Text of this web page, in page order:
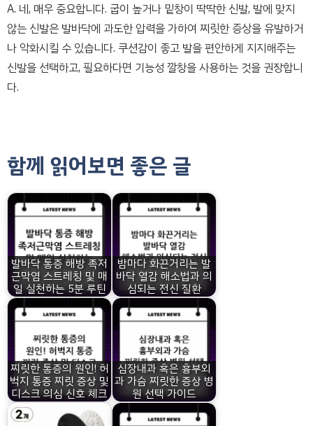
A. 네, 매우 중요합니다. 굽이 높거나 밑창이 딱딱한 신발, 발에 맞지
않는 신발은 발바닥에 과도한 압력을 가하여 찌릿한 증상을 유발하거
나 악화시킬 수 있습니다. 쿠션감이 좋고 발을 편안하게 지지해주는
신발을 선택하고, 필요하다면 기능성 깔창을 사용하는 것을 권장합니
다.
함께 읽어보면 좋은 글
발바닥 통증 해방 족저
근막염 스트레칭 및 매
일 실천하는 5분 루틴
밤마다 화끈거리는 발
바닥 열감 해소법과 의
심되는 전신 질환
찌릿한 통증의 원인! 허
벅지 통증 찌릿 증상 및
디스크 의심 신호 체크
심장내과 혹은 흉부외
과 가슴 찌릿한 증상 병
원 선택 가이드